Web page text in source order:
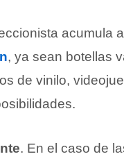
acumula
, ya sean botellas
de vinilo,
. En el caso de